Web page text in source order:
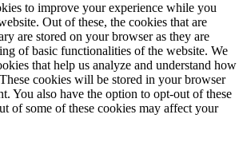
to improve your experience while you
Out of these, the cookies that are
are stored on your browser as they are
of basic functionalities of the website. We
that help us analyze and understand how
cookies will be stored in your browser
You also have the option to opt-out of these
of some of these cookies may affect your